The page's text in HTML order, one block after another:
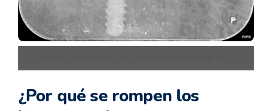
¿Por qué se rompen los